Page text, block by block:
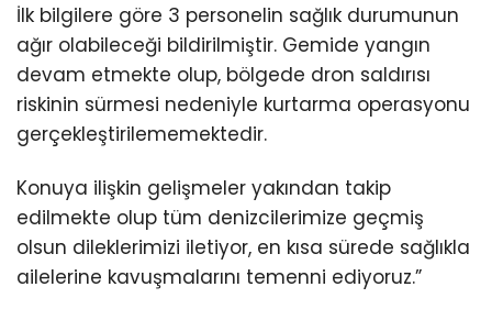
İlk bilgilere göre 3 personelin sağlık durumunun
ağır olabileceği bildirilmiştir. Gemide yangın
devam etmekte olup, bölgede dron saldırısı
riskinin sürmesi nedeniyle kurtarma operasyonu
gerçekleştirilememektedir.
Konuya ilişkin gelişmeler yakından takip
edilmekte olup tüm denizcilerimize geçmiş
olsun dileklerimizi iletiyor, en kısa sürede sağlıkla
ailelerine kavuşmalarını temenni ediyoruz.”